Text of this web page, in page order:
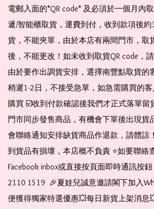
電郵入面的*QR code* 及必須於一個月內
遞/智能櫃取貨，運費到付，收到款項後約
貨，不能夾單，由於本店有兩間門市，取
後，不能更改！如未收到取貨QR code，
由於要作出調貨安排，選擇南豐點取貨的
稍遲1-2日，不接受急單，如急需購買的
購買 ☑️收到付款確認後我們才正式落單留
門市同步發售商品，有機會下單後出現貨
會聯絡通知安排缺貨商品作退款，請體諒
到貨品有損壞，本店概不負責 ⭐️如要聯絡
Facebook inbox或直接按頁面即時通訊按
2110 1519  🎉夏娃兒誠意邀請閣下加入
便獲得獨家特選優惠💥每日新貨上架消息